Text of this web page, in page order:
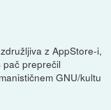
z AppStore-i,
pač preprečil
GNU/kultu